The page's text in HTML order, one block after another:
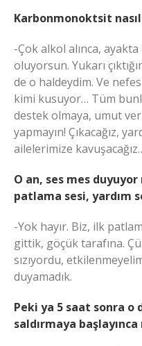
Karbonmonoktsit
-Çok alkol alınca,
oluyorsun. Yukarı
de o haldeydim. Ve
kimi kusuyor… Tüm
destek olmaya, umut
yapmayın! Çıkacağız,
ailelerimize
O an, ses mes
patlama sesi, yardım
-Yok hayır. Biz, ilk
gittik, göçük tarafına.
sızıyordu,
duyamadık.
Peki ya 5 saat sonra
saldırmaya